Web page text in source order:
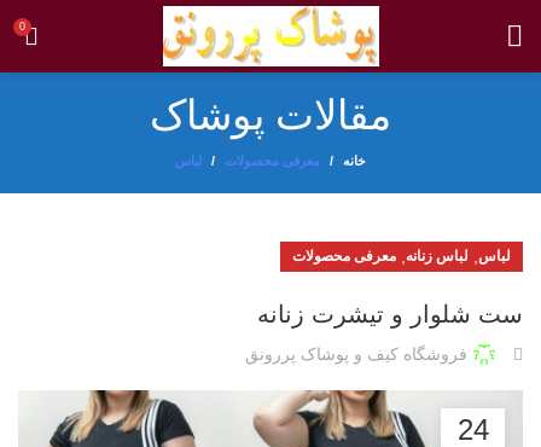
0
مقالات پوشاک
خانه معرفی محصولات لباس
لباس لباس زنانه معرفی محصولات
ست شلوار و تیشرت زنانه
فروشگاه کیف و پوشاک پررونق
24